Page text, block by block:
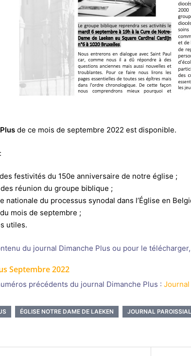
de ce mois de septembre 2022 est disponible.
festivités du 150e anniversaire de notre église ;
réunion du groupe biblique ;
nationale du processus synodal dans l’Église en
mois de septembre ;
utiles.
du journal Dimanche Plus ou pour le
Septembre 2022
précédents du journal Dimanche Plus :
ÉGLISE NOTRE DAME DE LAEKEN JOURNAL PAROISSIAL